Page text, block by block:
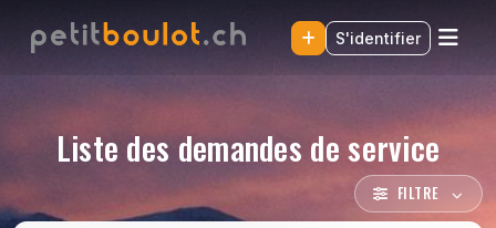
S'identifier
Liste des demandes de service
FILTRE